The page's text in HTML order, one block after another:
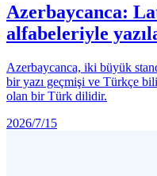
Azerbaycanca:
alfabeleriyle
Azerbaycanca, iki büyük
bir yazı geçmişi ve Türkçe
olan bir Türk dilidir.
2026/7/15